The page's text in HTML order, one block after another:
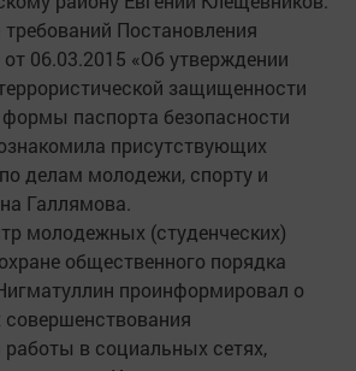
Постановления
06.03.2015 «Об утверждении
защищенности
формы паспорта безопасности
присутствующих
делам молодежи, спорту и
Галлямова.
молодежных (студенческих)
общественного порядка
проинформировал о
в социальных сетях,